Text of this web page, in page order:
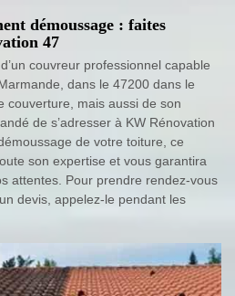
démoussage : faites
47
couvreur professionnel capable
dans le 47200 dans le
couverture, mais aussi de son
de s’adresser à KW Rénovation
de votre toiture, ce
son expertise et vous garantira
attentes. Pour prendre rendez-vous
devis, appelez-le pendant les